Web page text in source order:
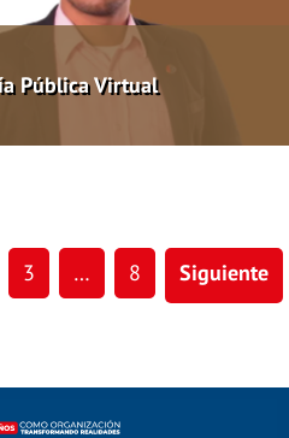
Pública Virtual
3 … 8 Siguiente